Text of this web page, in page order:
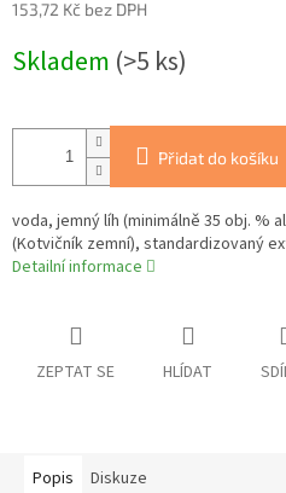
153,72 Kč bez DPH
cena:
Skladem (>5 ks)
Přidat do košíku
voda, jemný líh (minimálně 35 obj. %
(Kotvičník zemní), standardizovaný
Detailní informace
ZEPTAT SE HLÍDAT
Popis Diskuze